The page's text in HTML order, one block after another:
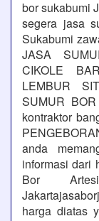
bor sukabumi
segera jasa
Sukabumi
JASA
CIKOLE
LEMBUR
SUMUR
kontraktor
anda
informasi dari
Bor
harga diatas